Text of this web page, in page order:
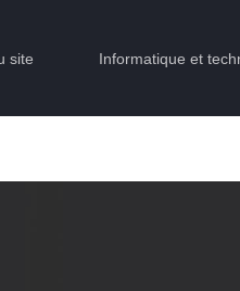
site Informatique et